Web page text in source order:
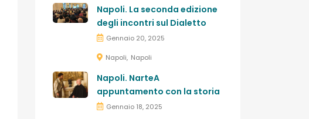
Napoli. La seconda edizione
degli incontri sul Dialetto
Gennaio 20, 2025
Napoli Napoli
Napoli. NarteA
appuntamento con la storia
Gennaio 18, 2025